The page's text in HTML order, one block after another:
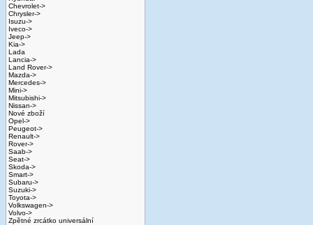
Chevrolet->
Chrysler->
Isuzu->
Iveco->
Jeep->
Kia->
Lada
Lancia->
Land Rover->
Mazda->
Mercedes->
Mini->
Mitsubishi->
Nissan->
Nové zboží
Opel->
Peugeot->
Renault->
Rover->
Saab->
Seat->
Skoda->
Smart->
Subaru->
Suzuki->
Toyota->
Volkswagen->
Volvo->
Zpětné zrcátko universální